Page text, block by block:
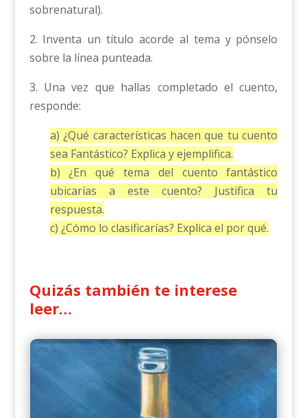
sobrenatural).
2. Inventa un título acorde al tema y pónselo
sobre la línea punteada.
3. Una vez que hallas completado el cuento,
responde:
a) ¿Qué características hacen que tu cuento
sea Fantástico? Explica y ejemplifica.
b) ¿En qué tema del cuento fantástico
ubicarías a este cuento? Justifica tu
respuesta.
c) ¿Cómo lo clasificarías? Explica el por qué.
Quizás también te interese
leer…